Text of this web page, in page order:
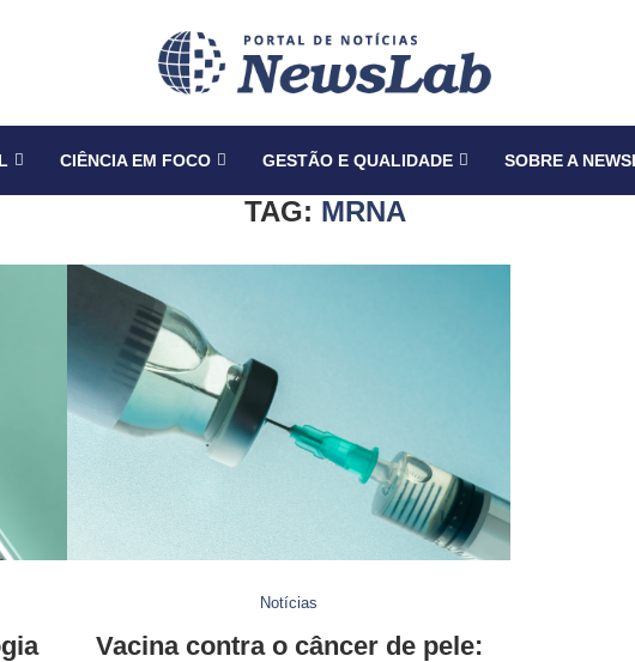
CIÊNCIA EM FOCO GESTÃO E QUALIDADE SOBRE A
TAG: MRNA
Notícias
Vacina contra o câncer de pele: